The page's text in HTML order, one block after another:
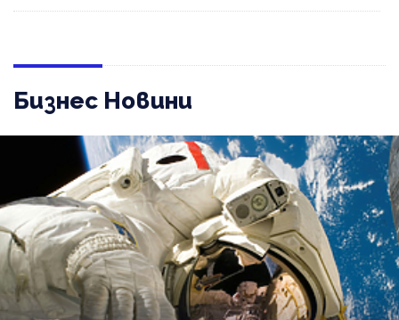
Бизнес Новини